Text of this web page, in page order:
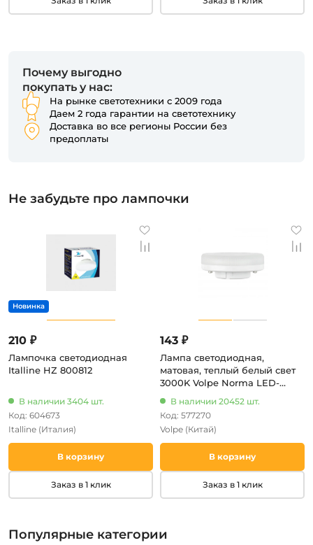
Почему выгодно
покупать у нас:
На рынке светотехники с 2009 года
Даем 2 года гарантии на светотехнику
Доставка во все регионы России без
предоплаты
Не забудьте про лампочки
210 ₽
Лампочка светодиодная
Italline HZ 800812
В наличии 3404 шт.
Код: 604673
Italline (Италия)
В корзину
Заказ в 1 клик
143 ₽
Лампа светодиодная,
матовая, теплый белый свет
3000K Volpe Norma LED-
В наличии 20452 шт.
Код: 577270
Volpe (Китай)
В корзину
Заказ в 1 клик
Популярные категории